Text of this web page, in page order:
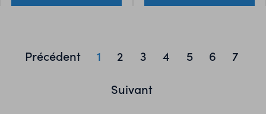
Précédent 1 2 3 4 5 6
7
Suivant